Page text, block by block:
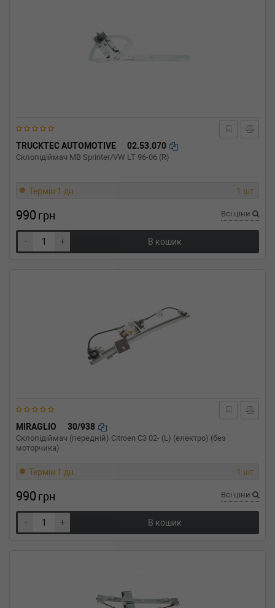
TRUCKTEC AUTOMOTIVE 02.53.070
Склопідіймач MB Sprinter/VW LT 96-06 (R)
Термін 1 дн. 1 шт.
990 грн Всі ціни
- + В кошик
MIRAGLIO 30/938
Склопідіймач (передній) Citroen C3 02- (L) (електро) (без
моторчика)
Термін 1 дн. 1 шт.
990 грн Всі ціни
- + В кошик